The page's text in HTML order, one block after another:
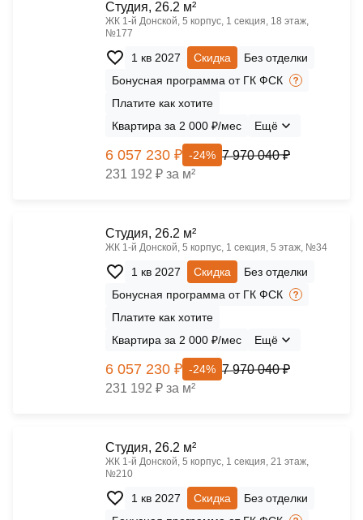
Cтудия, 26.2 м²
ЖК 1‑й Донской, 5 корпус, 1 секция, 18 этаж,
№177
1 кв 2027 Скидка
Без отделки
Бонусная программа от ГК ФСК
Платите как хотите
Квартира за 2 000 ₽/мес
Ещё
6 057 230 ₽ -24% 7 970 040 ₽
231 192 ₽ за м²
Cтудия, 26.2 м²
ЖК 1‑й Донской, 5 корпус, 1 секция, 5 этаж, №34
1 кв 2027 Скидка
Без отделки
Бонусная программа от ГК ФСК
Платите как хотите
Квартира за 2 000 ₽/мес
Ещё
6 057 230 ₽ -24% 7 970 040 ₽
231 192 ₽ за м²
Cтудия, 26.2 м²
ЖК 1‑й Донской, 5 корпус, 1 секция, 21 этаж,
№210
1 кв 2027 Скидка
Без отделки